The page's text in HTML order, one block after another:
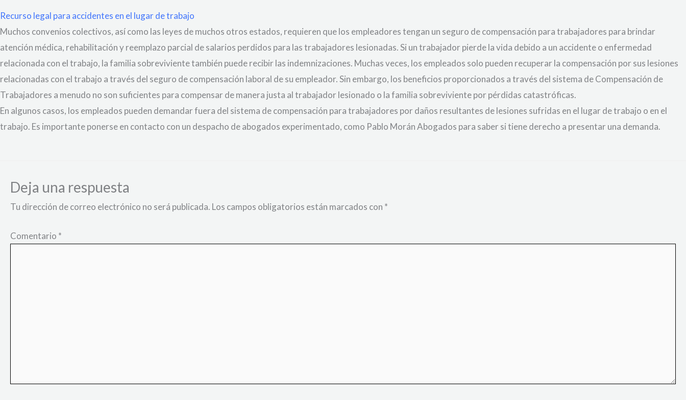
Recurso legal para accidentes en el lugar de trabajo
Muchos convenios colectivos, así como las leyes de muchos otros estados, requieren que los empleadores tengan un seguro de compensación para trabajadores para brindar
atención médica, rehabilitación y reemplazo parcial de salarios perdidos para las trabajadores lesionadas. Si un trabajador pierde la vida debido a un accidente o enfermedad
relacionada con el trabajo, la familia sobreviviente también puede recibir las indemnizaciones. Muchas veces, los empleados solo pueden recuperar la compensación por sus lesiones
relacionadas con el trabajo a través del seguro de compensación laboral de su empleador. Sin embargo, los beneficios proporcionados a través del sistema de Compensación de
Trabajadores a menudo no son suficientes para compensar de manera justa al trabajador lesionado o la familia sobreviviente por pérdidas catastróficas.
En algunos casos, los empleados pueden demandar fuera del sistema de compensación para trabajadores por daños resultantes de lesiones sufridas en el lugar de trabajo o en el
trabajo. Es importante ponerse en contacto con un despacho de abogados experimentado, como Pablo Morán Abogados para saber si tiene derecho a presentar una demanda.
Deja una respuesta
Tu dirección de correo electrónico no será publicada. Los campos obligatorios están marcados con *
Comentario *